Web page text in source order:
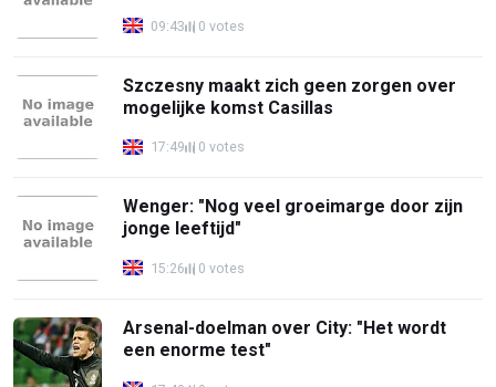
09:43 0 votes
Szczesny maakt zich geen zorgen over
mogelijke komst Casillas
17:49 0 votes
Wenger: "Nog veel groeimarge door zijn
jonge leeftijd"
15:26 0 votes
Arsenal-doelman over City: "Het wordt
een enorme test"